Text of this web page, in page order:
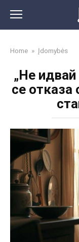
content
Home » Įdomybės
„Не
се отказа